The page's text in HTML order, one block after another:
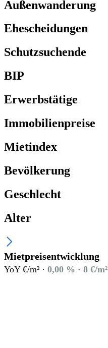
Außenwanderung
Ehescheidungen
Schutzsuchende
BIP
Erwerbstätige
Immobilienpreise
Mietindex
Bevölkerung
Geschlecht
Alter
Mietpreisentwicklung
YoY €/m² · 0,00 % · 8 €/m²